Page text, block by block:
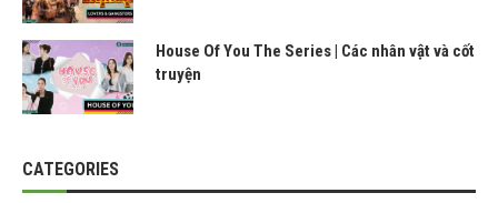
House Of You The Series | Các nhân vật và cốt
truyện
CATEGORIES